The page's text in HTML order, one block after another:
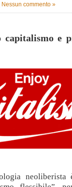
Nessun commento »
capitalismo e
neoliberista